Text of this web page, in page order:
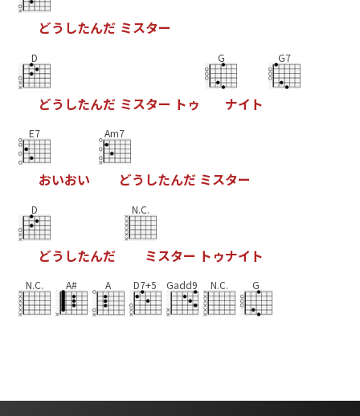
どう したんだ ミスター
D
どう したんだ ミスター ト ゥ
G
ナイ ト
G7
E7
おいおい
Am7
どう したんだ ミスター
D
どう したんだ
N.C.
ミスター ト ゥナイ ト
N.C. A# A D7+5 Gadd9 N.C. G